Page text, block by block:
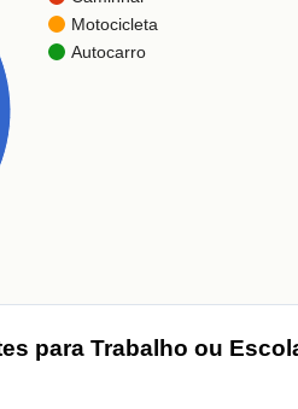
Motocicleta
Autocarro
para Trabalho ou